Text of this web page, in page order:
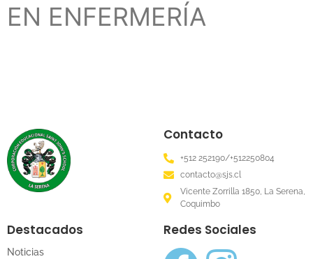
EN ENFERMERÍA
Contacto
+512 252190/+512250804
contacto@sjs.cl
Vicente Zorrilla 1850, La Serena,
Coquimbo
Destacados
Noticias
Redes Sociales